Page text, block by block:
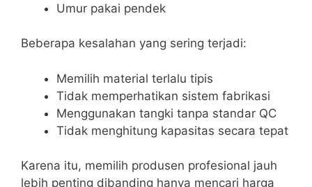
Umur pakai pendek
Beberapa kesalahan yang sering terjadi:
Memilih material terlalu tipis
Tidak memperhatikan sistem fabrikasi
Menggunakan tangki tanpa standar QC
Tidak menghitung kapasitas secara tepat
Karena itu, memilih produsen profesional jauh
lebih penting dibanding hanya mencari harga